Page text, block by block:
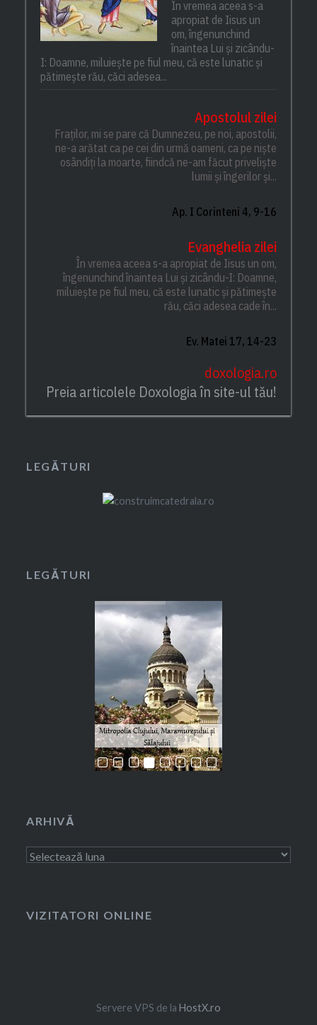
În vremea aceea s-a
apropiat de Iisus un
om, îngenunchind
înaintea Lui și zicându-
I: Doamne, miluiește pe fiul meu, că este lunatic și
pătimește rău, căci adesea...
Apostolul zilei
Fraților, mi se pare că Dumnezeu, pe noi, apostolii,
ne-a arătat ca pe cei din urmă oameni, ca pe niște
osândiți la moarte, fiindcă ne-am făcut priveliște
lumii și îngerilor și...
Ap. I Corinteni 4, 9-16
Evanghelia zilei
În vremea aceea s-a apropiat de Iisus un om,
îngenunchind înaintea Lui și zicându-I: Doamne,
miluiește pe fiul meu, că este lunatic și pătimește
rău, căci adesea cade în...
Ev. Matei 17, 14-23
doxologia.ro
Preia articolele Doxologia în site-ul tău!
LEGĂTURI
LEGĂTURI
ARHIVĂ
Arhivă
VIZITATORI ONLINE
Servere VPS de la HostX.ro